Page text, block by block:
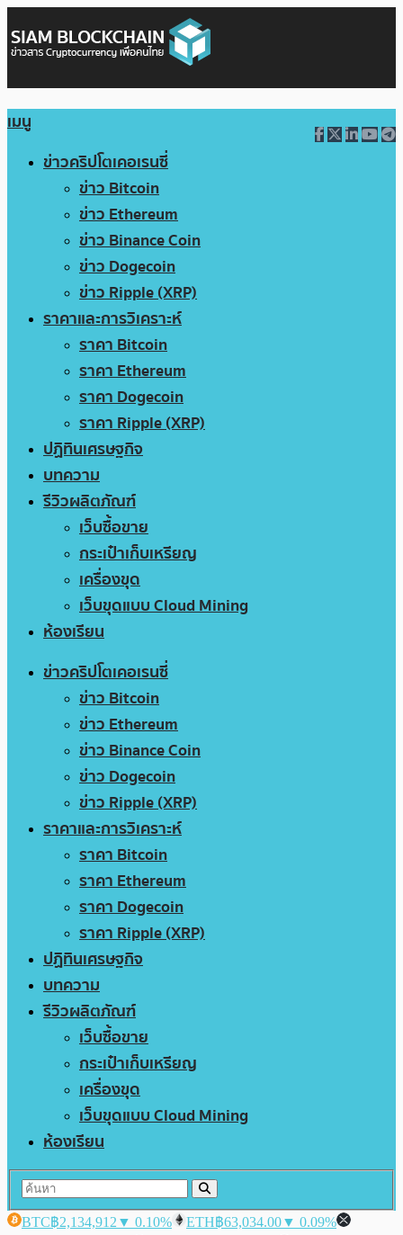
เมนู
ข่าวคริปโตเคอเรนซี่
ข่าว Bitcoin
ข่าว Ethereum
ข่าว Binance Coin
ข่าว Dogecoin
ข่าว Ripple (XRP)
ราคาและการวิเคราะห์
ราคา Bitcoin
ราคา Ethereum
ราคา Dogecoin
ราคา Ripple (XRP)
ปฏิทินเศรษฐกิจ
บทความ
รีวิวผลิตภัณฑ์
เว็บซื้อขาย
กระเป๋าเก็บเหรียญ
เครื่องขุด
เว็บขุดแบบ Cloud Mining
ห้องเรียน
ข่าวคริปโตเคอเรนซี่
ข่าว Bitcoin
ข่าว Ethereum
ข่าว Binance Coin
ข่าว Dogecoin
ข่าว Ripple (XRP)
ราคาและการวิเคราะห์
ราคา Bitcoin
ราคา Ethereum
ราคา Dogecoin
ราคา Ripple (XRP)
ปฏิทินเศรษฐกิจ
บทความ
รีวิวผลิตภัณฑ์
เว็บซื้อขาย
กระเป๋าเก็บเหรียญ
เครื่องขุด
เว็บขุดแบบ Cloud Mining
ห้องเรียน
BTC฿2,134,912 ▼ 0.10% ETH฿63,034.00▼ 0.09%